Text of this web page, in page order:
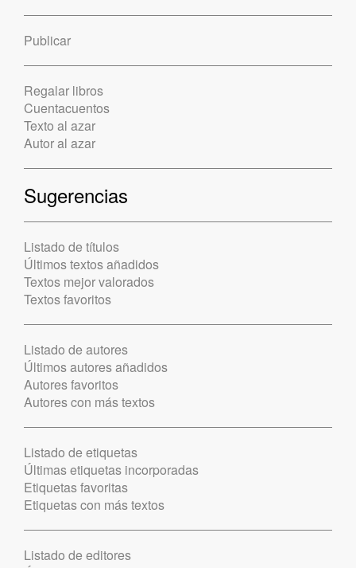
Publicar
Regalar libros
Cuentacuentos
Texto al azar
Autor al azar
Sugerencias
Listado de títulos
Últimos textos añadidos
Textos mejor valorados
Textos favoritos
Listado de autores
Últimos autores añadidos
Autores favoritos
Autores con más textos
Listado de etiquetas
Últimas etiquetas incorporadas
Etiquetas favoritas
Etiquetas con más textos
Listado de editores